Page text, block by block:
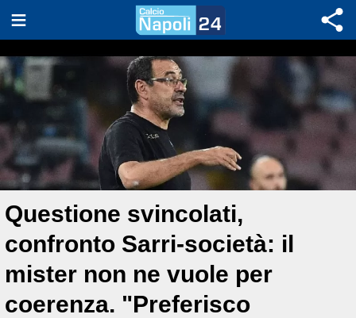
Questione svincolati,
confronto Sarri-società: il
mister non ne vuole per
coerenza. "Preferisco